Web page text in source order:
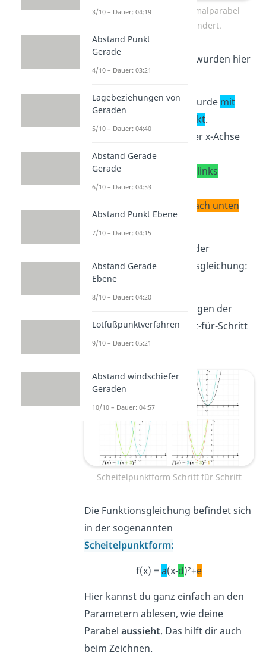
Hier wurden an der Normalparabel
mehrere Dinge verändert.
Welche Veränderungen wurden hier
durchgeführt?
Die Normalparabel wurde mit
dem Faktor 2 gestreckt.
an der x-Achse
gespiegelt.
Sie wurde um
3 nach links
verschoben.
1 nach unten
All das siehst du auch in der
dazugehörigen Funktionsgleichung:
f(x)=2(x
Hier sind die Veränderungen der
Parabeln nochmal Schritt-für-Schritt
zu sehen:
Scheitelpunktform Schritt für Schritt
Die Funktionsgleichung befindet sich
in der sogenannten
Scheitelpunktform:
f(x) =a(x-d)²+e
Hier kannst du ganz einfach an den
Parametern ablesen, wie deine
Parabel aussieht. Das hilft dir auch
beim Zeichnen.
3/10 – Dauer: 04:19
Abstand Punkt
Gerade
4/10 – Dauer: 03:21
Lagebeziehungen von
Geraden
5/10 – Dauer: 04:40
Abstand Gerade
Gerade
6/10 – Dauer: 04:53
Abstand Punkt Ebene
7/10 – Dauer: 04:15
Abstand Gerade
Ebene
8/10 – Dauer: 04:20
Lotfußpunktverfahren
9/10 – Dauer: 05:21
Abstand windschiefer
Geraden
10/10 – Dauer: 04:57